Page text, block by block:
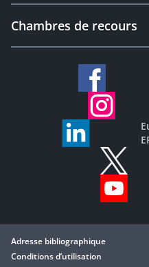
Chambres de recours
Adresse bibliographique
Conditions d’utilisation